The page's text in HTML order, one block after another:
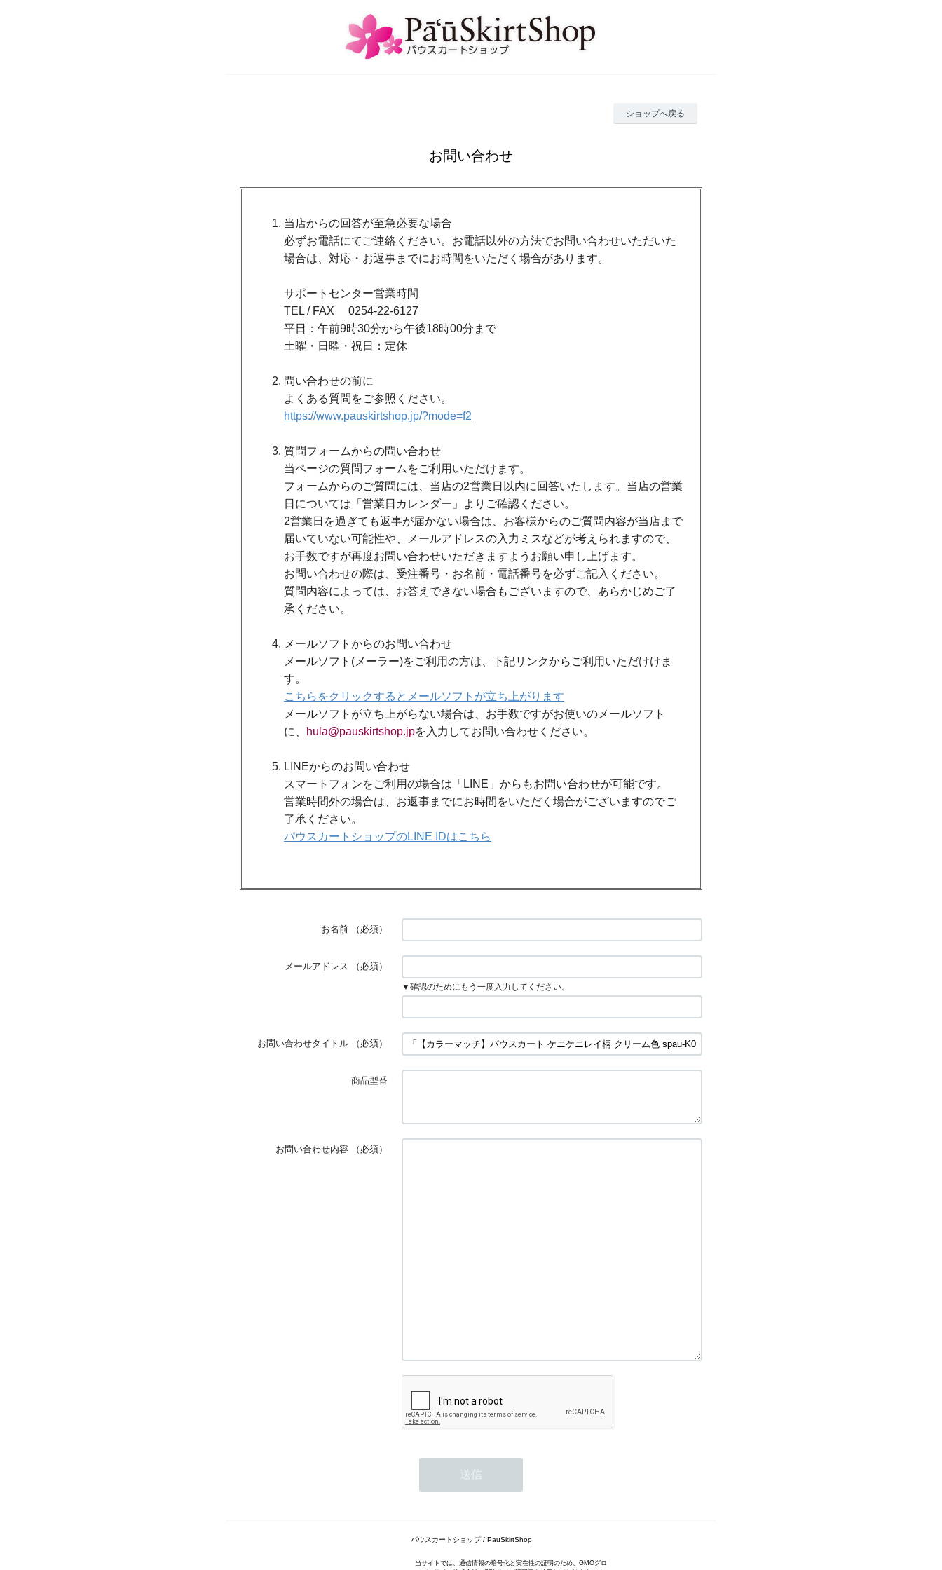
ショップへ戻る
お問い合わせ
当店からの回答が至急必要な場合
必ずお電話にてご連絡ください。お電話以外の方法でお問い合わせいただいた
場合は、対応・お返事までにお時間をいただく場合があります。
サポートセンター営業時間
TEL / FAX 0254-22-6127
平日：午前9時30分から午後18時00分まで
土曜・日曜・祝日：定休
問い合わせの前に
よくある質問をご参照ください。
https://www.pauskirtshop.jp/?mode=f2
質問フォームからの問い合わせ
当ページの質問フォームをご利用いただけます。
フォームからのご質問には、当店の2営業日以内に回答いたします。当店の営業
日については「営業日カレンダー」よりご確認ください。
2営業日を過ぎても返事が届かない場合は、お客様からのご質問内容が当店まで
届いていない可能性や、メールアドレスの入力ミスなどが考えられますので、
お手数ですが再度お問い合わせいただきますようお願い申し上げます。
お問い合わせの際は、受注番号・お名前・電話番号を必ずご記入ください。
質問内容によっては、お答えできない場合もございますので、あらかじめご了
承ください。
メールソフトからのお問い合わせ
メールソフト(メーラー)をご利用の方は、下記リンクからご利用いただけけま
す。
こちらをクリックするとメールソフトが立ち上がります
メールソフトが立ち上がらない場合は、お手数ですがお使いのメールソフト
に、
hula@pauskirtshop.jpを入力してお問い合わせください。
LINEからのお問い合わせ
スマートフォンをご利用の場合は「LINE」からもお問い合わせが可能です。
営業時間外の場合は、お返事までにお時間をいただく場合がございますのでご
了承ください。
パウスカートショップのLINE IDはこちら
お名前 （必須）
メールアドレス （必須）
▼確認のためにもう一度入力してください。
お問い合わせタイトル （必須）
商品型番
お問い合わせ内容 （必須）
パウスカートショップ / PauSkirtShop
当サイトでは、通信情報の暗号化と実在性の証明のため、GMOグロ